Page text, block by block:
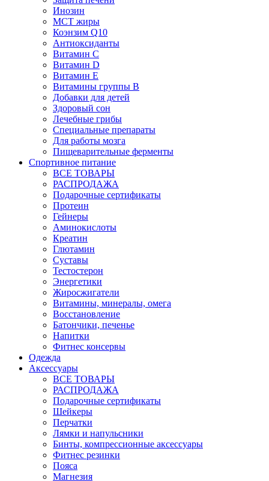
Инозин
МСТ жиры
Коэнзим Q10
Антиоксиданты
Витамин С
Витамин D
Витамин Е
Витамины группы B
Добавки для детей
Здоровый сон
Лечебные грибы
Специальные препараты
Для работы мозга
Пищеварительные ферменты
Спортивное питание
ВСЕ ТОВАРЫ
РАСПРОДАЖА
Подарочные сертификаты
Протеин
Гейнеры
Аминокислоты
Креатин
Глютамин
Суставы
Тестостерон
Энергетики
Жиросжигатели
Витамины, минералы, омега
Восстановление
Батончики, печенье
Напитки
Фитнес консервы
Одежда
Аксессуары
ВСЕ ТОВАРЫ
РАСПРОДАЖА
Подарочные сертификаты
Шейкеры
Перчатки
Лямки и напульсники
Бинты, компрессионные аксессуары
Фитнес резинки
Пояса
Магнезия